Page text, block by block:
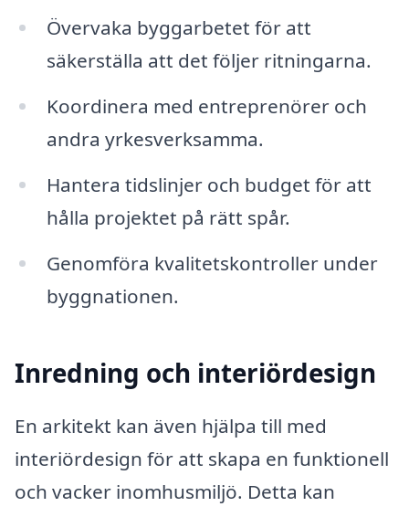
Övervaka byggarbetet för att
säkerställa att det följer ritningarna.
Koordinera med entreprenörer och
andra yrkesverksamma.
Hantera tidslinjer och budget för att
hålla projektet på rätt spår.
Genomföra kvalitetskontroller under
byggnationen.
Inredning och interiördesign
En arkitekt kan även hjälpa till med
interiördesign för att skapa en funktionell
och vacker inomhusmiljö. Detta kan